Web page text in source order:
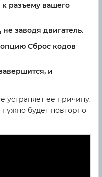
разъему вашего
заводя двигатель.
Сброс кодов
и
устраняет ее причину.
нужно будет повторно